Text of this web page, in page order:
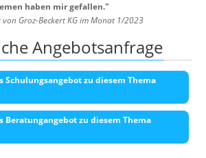
haben mir gefallen."
von Groz-Beckert KG im Monat 1/2023
Angebotsanfrage
Schulungsangebot zu diesem Thema
Beratungangebot zu diesem Thema